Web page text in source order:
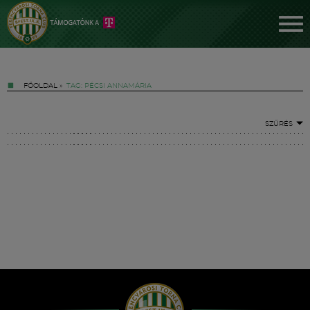
FŐOLDAL » TAG: PÉCSI ANNAMÁRIA
SZŰRÉS
Hírek